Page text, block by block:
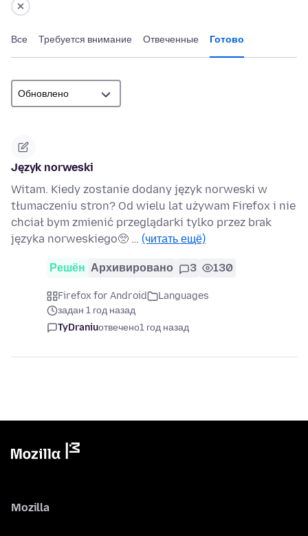
Все Требуется внимание Отвеченные Готово
Język norweski
Witam. Kiedy zostanie dodany język norweski w
tłumaczeniu stron? Od wielu lat używam Firefox i nie
chciał bym zmienić przeglądarki tylko przez brak
języka norweskiego🥺 … (читать ещё)
Решён Архивировано 3 130
Firefox for Android
Languages
задан 1 год назад
TyDraniuотвечено1 год назад
Mozilla